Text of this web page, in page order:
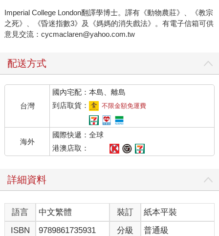
Imperial College London翻譯學博士。譯有《動物農莊》、《教宗
之死》、《昏迷指數3》及《媽媽的消失戲法》。有電子信箱可供
意見交流：cycmaclaren@yahoo.com.tw
配送方式
台灣
國內宅配：本島、離島
到店取貨：
不限金額免運費
海外
國際快遞：全球
港澳店取：
詳細資料
語言 中文繁體 裝訂
紙本平裝
ISBN
9789861735931 分級 普通級